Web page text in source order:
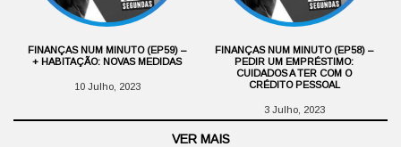
FINANÇAS NUM MINUTO (EP59) –
+ HABITAÇÃO: NOVAS MEDIDAS
10 Julho, 2023
FINANÇAS NUM MINUTO (EP58) –
PEDIR UM EMPRÉSTIMO:
CUIDADOS A TER COM O
CRÉDITO PESSOAL
3 Julho, 2023
VER MAIS